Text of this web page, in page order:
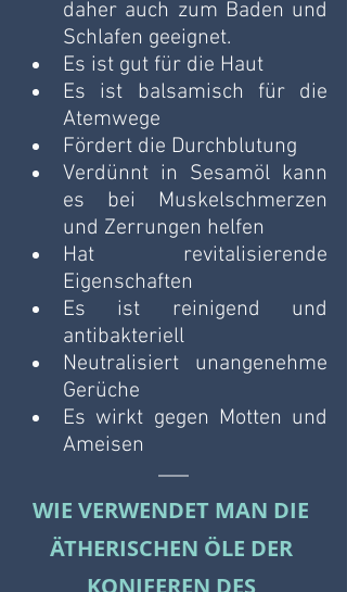
daher auch zum Baden und
Schlafen geeignet.
Es ist gut für die Haut
Es ist balsamisch für die
Atemwege
Fördert die Durchblutung
Verdünnt in Sesamöl kann
es bei Muskelschmerzen
und Zerrungen helfen
Hat revitalisierende
Eigenschaften
Es ist reinigend und
antibakteriell
Neutralisiert unangenehme
Gerüche
Es wirkt gegen Motten und
Ameisen
WIE VERWENDET MAN DIE
ÄTHERISCHEN ÖLE DER